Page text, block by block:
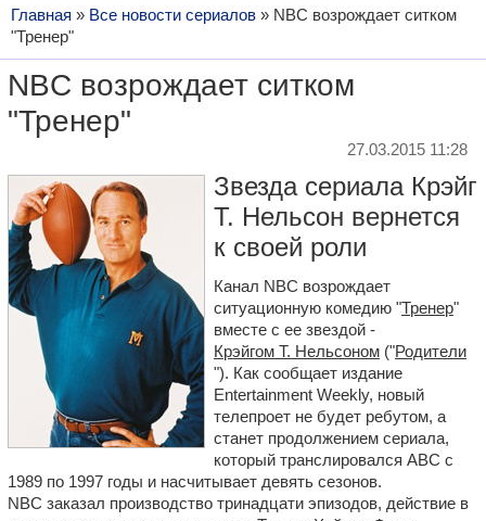
Главная » Все новости сериалов » NBC возрождает ситком
"Тренер"
NBC возрождает ситком
"Тренер"
27.03.2015 11:28
Звезда сериала Крэйг
Т. Нельсон вернется
к своей роли
Канал NBC возрождает
ситуационную комедию "Тренер"
вместе с ее звездой -
Крэйгом Т. Нельсоном ("Родители
"). Как сообщает издание
Entertainment Weekly, новый
телепроет не будет ребутом, а
станет продолжением сериала,
который транслировался ABC с
1989 по 1997 годы и насчитывает девять сезонов.
NBC заказал производство тринадцати эпизодов, действие в